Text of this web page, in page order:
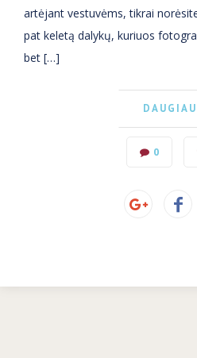
artėjant vestuvėms, tikrai
pat keletą dalykų, kuriuos
bet […]
DAUGIAU
0